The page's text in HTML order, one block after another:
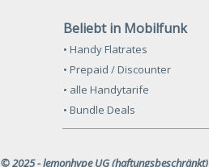
Beliebt in Mobilfunk
• Handy Flatrates
• Prepaid / Discounter
• alle Handytarife
• Bundle Deals
© 2025 - lemonhype UG (haftungsbeschränkt)